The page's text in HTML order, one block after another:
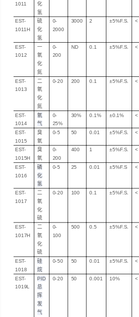
1011 化
氢
EST-
1011H
硫
化
氢
0-
2000
3000 2 ±5%F.S. <
EST-
1012
一
氧
化
氮
0-
200
ND 0.1 ±5%F.S. <
EST-
1013
二
氧
化
氮
0-20 200 0.1 ±5%F.S. <
EST-
1014
氧
气
0-
25%
30% 0.1% ±0.1% <
EST-
1015
臭
氧
0-5 50 0.01 ±5%F.S. <
EST-
1015H
臭
氧
0-
200
400 1 ±5%F.S. <
EST-
1016
磷
化
氢
0-5 25 0.01 ±5%F.S <
EST-
1017
二
氧
化
硫
0-20 100 0.1 ±5%F.S. <
EST-
1017H
二
氧
化
硫
0-
100
500 0.5 ±5%F.S. <
EST-
1018
硅
烷
0-50 50 0.01 ±5%F.S. <
EST-
1019L
PID
总
挥
发
气
0-20 50 0.001 10% <